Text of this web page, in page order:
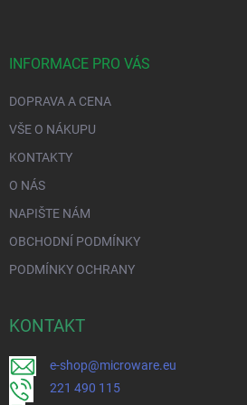
INFORMACE PRO VÁS
DOPRAVA A CENA
VŠE O NÁKUPU
KONTAKTY
O NÁS
NAPIŠTE NÁM
OBCHODNÍ PODMÍNKY
PODMÍNKY OCHRANY
KONTAKT
e-shop@microware.eu
221 490 115